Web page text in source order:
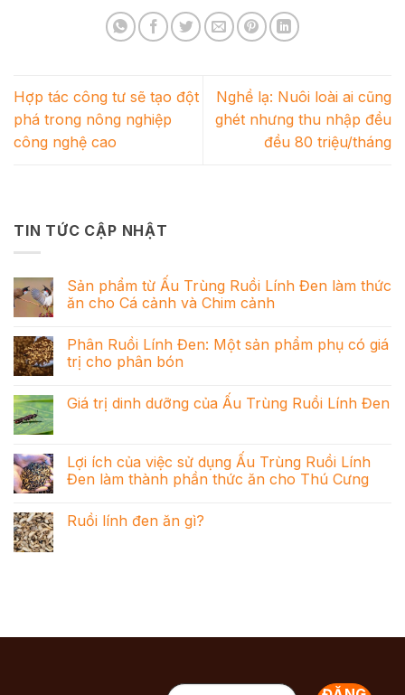
Hợp tác công tư sẽ tạo đột
phá trong nông nghiệp
công nghệ cao
Nghề lạ: Nuôi loài ai cũng
ghét nhưng thu nhập đều
đều 80 triệu/tháng
TIN TỨC CẬP NHẬT
Sản phẩm từ Ấu Trùng Ruồi Lính Đen làm thức
ăn cho Cá cảnh và Chim cảnh
Phân Ruồi Lính Đen: Một sản phẩm phụ có giá
trị cho phân bón
Giá trị dinh dưỡng của Ấu Trùng Ruồi Lính Đen
Lợi ích của việc sử dụng Ấu Trùng Ruồi Lính
Đen làm thành phần thức ăn cho Thú Cưng
Ruồi lính đen ăn gì?